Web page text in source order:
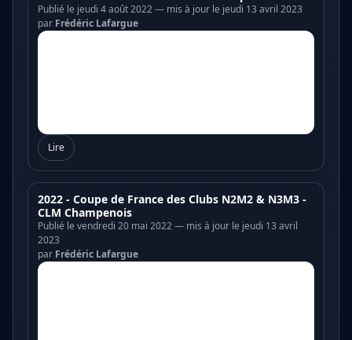
Publié le jeudi 4 août 2022 — mis à jour le jeudi 13 avril 2023
par Frédéric Lafargue
Lire
2022 - Coupe de France des Clubs N2M2 & N3M3 -
CLM Champenois
Publié le vendredi 20 mai 2022 — mis à jour le jeudi 13 avril
2023
par Frédéric Lafargue